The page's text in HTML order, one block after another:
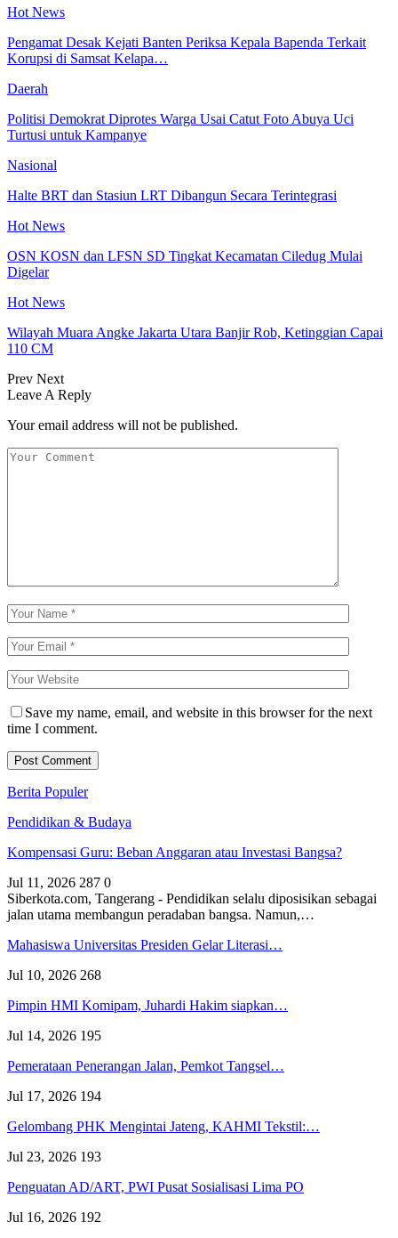
Hot News
Pengamat Desak Kejati Banten Periksa Kepala Bapenda Terkait
Korupsi di Samsat Kelapa…
Daerah
Politisi Demokrat Diprotes Warga Usai Catut Foto Abuya Uci
Turtusi untuk Kampanye
Nasional
Halte BRT dan Stasiun LRT Dibangun Secara Terintegrasi
Hot News
OSN KOSN dan LFSN SD Tingkat Kecamatan Ciledug Mulai
Digelar
Hot News
Wilayah Muara Angke Jakarta Utara Banjir Rob, Ketinggian Capai
110 CM
Prev Next
Leave A Reply
Your email address will not be published.
Save my name, email, and website in this browser for the next
time I comment.
Berita Populer
Pendidikan & Budaya
Kompensasi Guru: Beban Anggaran atau Investasi Bangsa?
Jul 11, 2026 287 0
Siberkota.com, Tangerang - Pendidikan selalu diposisikan sebagai
jalan utama membangun peradaban bangsa. Namun,…
Mahasiswa Universitas Presiden Gelar Literasi…
Jul 10, 2026 268
Pimpin HMI Komipam, Juhardi Hakim siapkan…
Jul 14, 2026 195
Pemerataan Penerangan Jalan, Pemkot Tangsel…
Jul 17, 2026 194
Gelombang PHK Mengintai Jateng, KAHMI Tekstil:…
Jul 23, 2026 193
Penguatan AD/ART, PWI Pusat Sosialisasi Lima PO
Jul 16, 2026 192